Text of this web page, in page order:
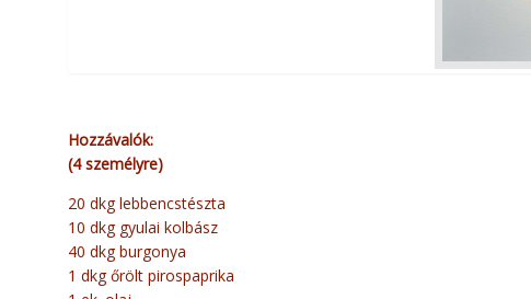
Hozzávalók:
(4 személyre)
20 dkg lebbencstészta
10 dkg gyulai kolbász
40 dkg burgonya
1 dkg őrölt pirospaprika